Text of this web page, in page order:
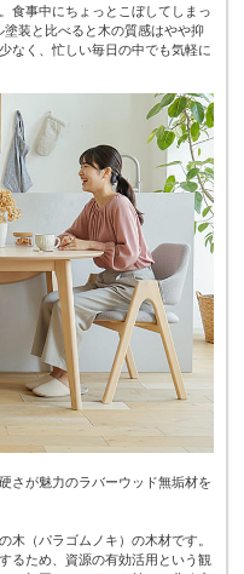
食事中にちょっとこぼしてしまっ
装と比べると木の質感はやや抑
なく、忙しい毎日の中でも気軽に
さが魅力のラバーウッド無垢材を
木（パラゴムノキ）の木材です。
るため、資源の有効活用という観